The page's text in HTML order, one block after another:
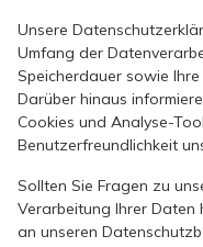
Unsere
Umfang der
Speicherdauer sowie
Darüber hinaus
Cookies und Analyse-
Benutzerfreundlichkeit
Sollten Sie Fragen zu
Verarbeitung Ihrer Daten
an unseren